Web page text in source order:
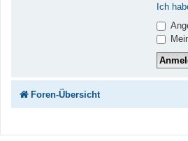
Ich
Foren-Übersicht